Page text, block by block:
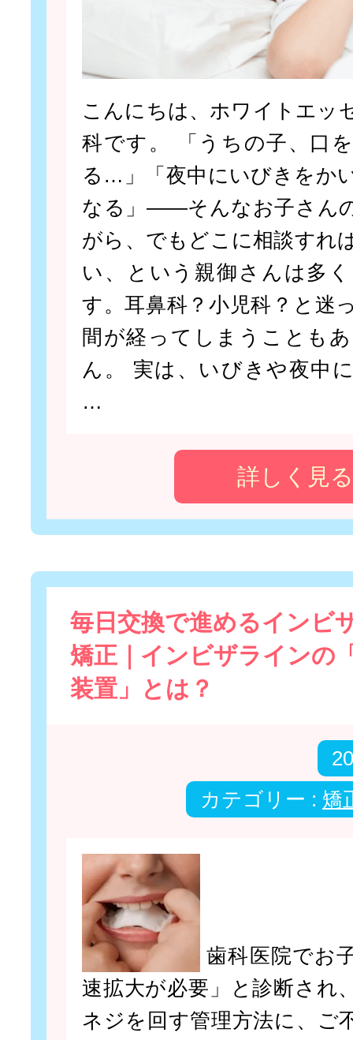
こんにちは、ホワイトエッ
科です。 「うちの子、口
る…」「夜中にいびきをか
なる」——そんなお子さん
がら、でもどこに相談すれ
い、という親御さんは多
す。耳鼻科？小児科？と迷
間が経ってしまうことも
ん。 実は、いびきや夜中
…
詳しく見る
毎日交換で進めるインビ
矯正｜インビザラインの
装置」とは？
カテゴリー : 矯
歯科医院でお
速拡大が必要」と診断され
ネジを回す管理方法に、ご